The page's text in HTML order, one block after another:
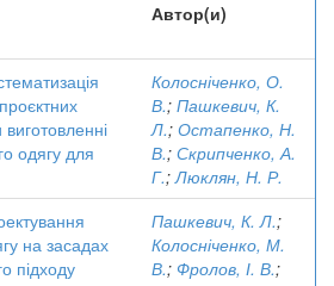
Автор(и)
одягу для
Колосніченко, О.
В.; Пашкевич, К.
Л.; Остапенко, Н.
В.; Скрипченко, А.
Г.;Люклян, Н. Р.
на засадах
підходу
Пашкевич, К. Л.;
Колосніченко, М.
В.; Фролов, І. В.;